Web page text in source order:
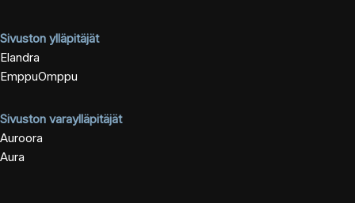
Sivuston ylläpitäjät
Elandra
EmppuOmppu
Sivuston varaylläpitäjät
Auroora
Aura